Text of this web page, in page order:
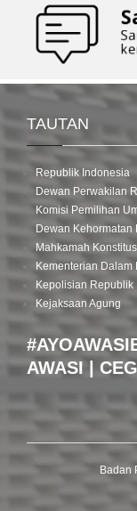
TAUTAN
Republik Indonesia
Dewan Perwakilan
Komisi Pemilihan
Dewan
Mahkamah
Kementerian Dalam
Kepolisian Republik
Kejaksaan Agung
AWASI |
Badan